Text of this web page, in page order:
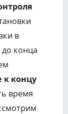
в
конца
концу
время